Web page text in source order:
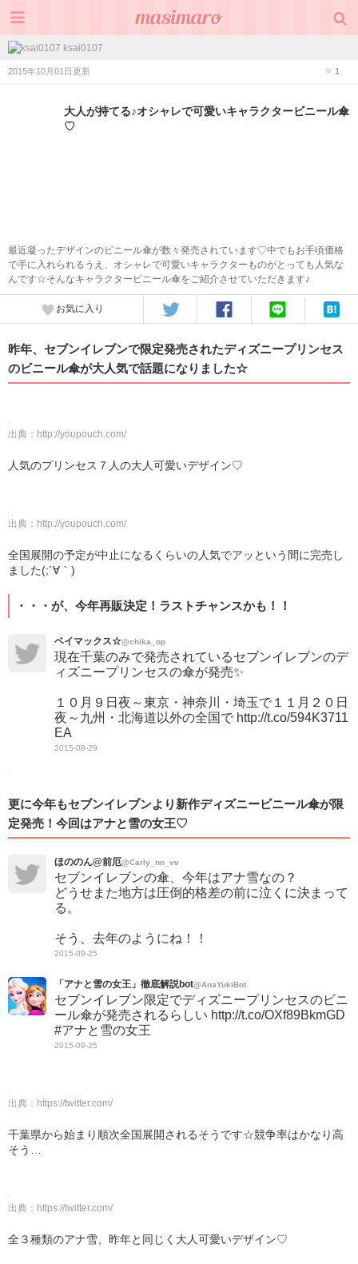
ksai0107
2015年10月01日更新 1
大人が持てる♪オシャレで可愛いキャラクタービニール傘
♡
最近凝ったデザインのビニール傘が数々発売されています♡中でもお手頃価格
で手に入れられるうえ、オシャレで可愛いキャラクターものがとっても人気な
んです☆そんなキャラクタービニール傘をご紹介させていただきます♪
お気に入り
昨年、セブンイレブンで限定発売されたディズニープリンセス
のビニール傘が大人気で話題になりました☆
出典： http://youpouch.com/
人気のプリンセス７人の大人可愛いデザイン♡
出典： http://youpouch.com/
全国展開の予定が中止になるくらいの人気でアッという間に完売し
ました(;´∀｀)
・・・が、今年再販決定！ラストチャンスかも！！
ベイマックス☆@chika_op
現在千葉のみで発売されているセブンイレブンのデ
ィズニープリンセスの傘が発売✨
１０月９日夜～東京・神奈川・埼玉で１１月２０日
夜～九州・北海道以外の全国で http://t.co/594K3711
EA
2015-09-29
更に今年もセブンイレブンより新作ディズニービニール傘が限
定発売！今回はアナと雪の女王♡
ほののん@前厄@Carly_nn_vv
セブンイレブンの傘、今年はアナ雪なの？
どうせまた地方は圧倒的格差の前に泣くに決まって
る。
そう、去年のようにね！！
2015-09-25
「アナと雪の女王」徹底解説bot@AnaYukiBot
セブンイレブン限定でディズニープリンセスのビニ
ール傘が発売されるらしい http://t.co/OXf89BkmGD
#アナと雪の女王
2015-09-25
出典： https://twitter.com/
千葉県から始まり順次全国展開されるそうです☆競争率はかなり高
そう…
出典： https://twitter.com/
全３種類のアナ雪、昨年と同じく大人可愛いデザイン♡